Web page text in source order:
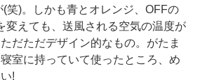
(笑)。しかも青とオレンジ、OFFの
変えても、送風される空気の温度が
だただデザイン的なもの。がたま
室に持っていて使ったところ、め
!